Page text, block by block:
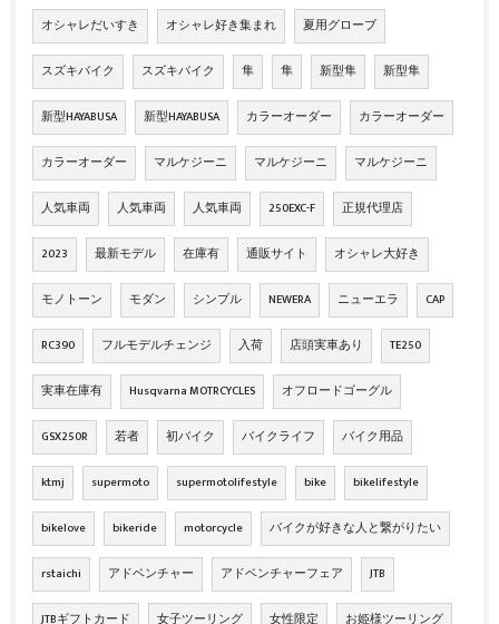
オシャレだいすき オシャレ好き集まれ 夏用グローブ
スズキバイク スズキバイク 隼 隼 新型隼 新型隼
新型HAYABUSA 新型HAYABUSA カラーオーダー カラーオーダー
カラーオーダー マルケジーニ マルケジーニ マルケジーニ
人気車両 人気車両 人気車両 250EXC-F 正規代理店
2023 最新モデル 在庫有 通販サイト オシャレ大好き
モノトーン モダン シンプル NEWERA ニューエラ CAP
RC390 フルモデルチェンジ 入荷 店頭実車あり TE250
実車在庫有 Husqvarna MOTRCYCLES オフロードゴーグル
GSX250R 若者 初バイク バイクライフ バイク用品
ktmj supermoto supermotolifestyle bike bikelifestyle
bikelove bikeride motorcycle バイクが好きな人と繋がりたい
rstaichi アドベンチャー アドベンチャーフェア JTB
JTBギフトカード 女子ツーリング 女性限定 お姫様ツーリング